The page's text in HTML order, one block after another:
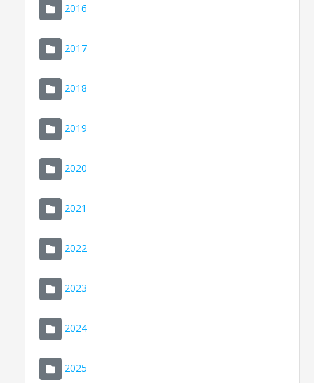
2016
2017
2018
2019
2020
2021
2022
2023
2024
2025